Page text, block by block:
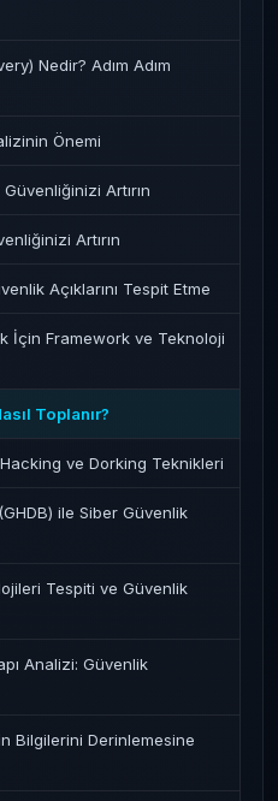
Nedir? Adım Adım
Önemi
Artırın
Artırın
Açıklarını Tespit Etme
İçin Framework ve Teknoloji
Toplanır?
ve Dorking Teknikleri
ile Siber Güvenlik
Tespiti ve Güvenlik
Analizi: Güvenlik
Bilgilerini Derinlemesine